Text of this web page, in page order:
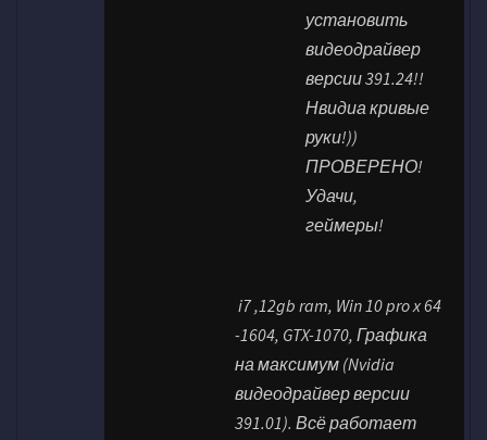
установить
видеодрайвер
версии 391.24!!
Нвидиа кривые
руки!))
ПРОВЕРЕНО!
Удачи,
геймеры!
i7 ,12gb ram, Win 10 pro x 64
-1604, GTX-1070, Графика
на максимум (Nvidia
видеодрайвер версии
391.01). Всё работает